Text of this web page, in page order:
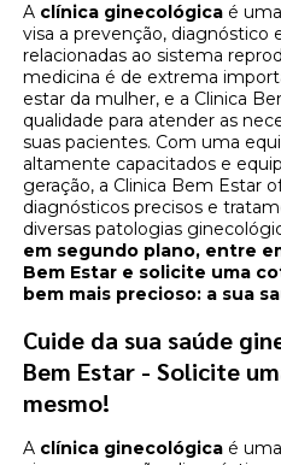
A clínica ginecológica é
visa a prevenção, diagnóstico
relacionadas ao sistema
medicina é de extrema
estar da mulher, e a Clinica
qualidade para atender as
suas pacientes. Com uma
altamente capacitados e
geração, a Clinica Bem Estar
diagnósticos precisos e
diversas patologias
em segundo plano, entre
Bem Estar e solicite uma
bem mais precioso: a sua
Cuide da sua saúde
Bem Estar - Solicite
mesmo!
A clínica ginecológica é